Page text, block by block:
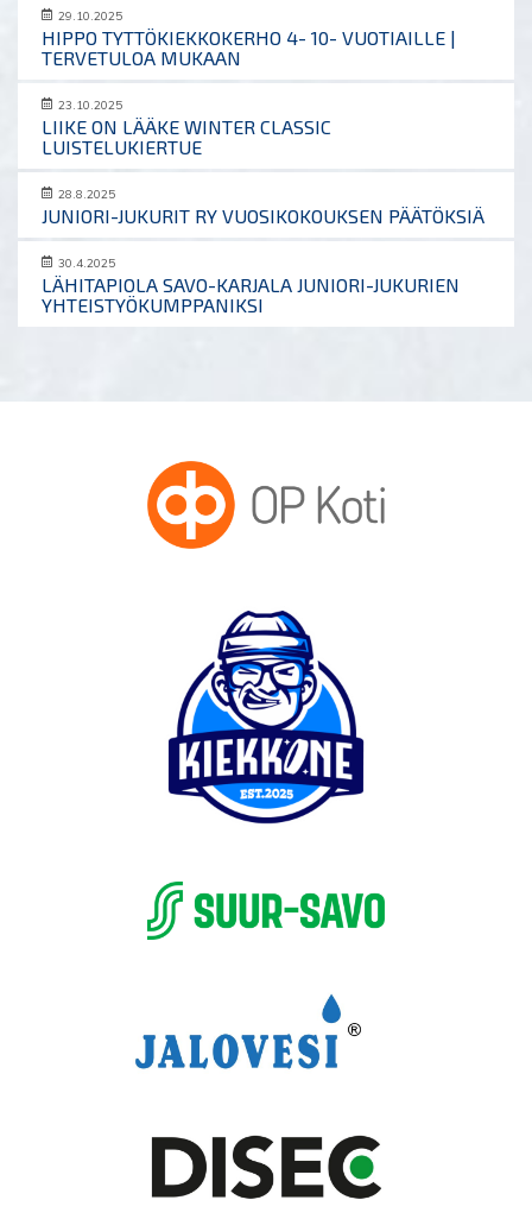
29.10.2025
HIPPO TYTTÖKIEKKOKERHO 4- 10- VUOTIAILLE |
TERVETULOA MUKAAN
23.10.2025
LIIKE ON LÄÄKE WINTER CLASSIC
LUISTELUKIERTUE
28.8.2025
JUNIORI-JUKURIT RY VUOSIKOKOUKSEN PÄÄTÖKSIÄ
30.4.2025
LÄHITAPIOLA SAVO-KARJALA JUNIORI-JUKURIEN
YHTEISTYÖKUMPPANIKSI